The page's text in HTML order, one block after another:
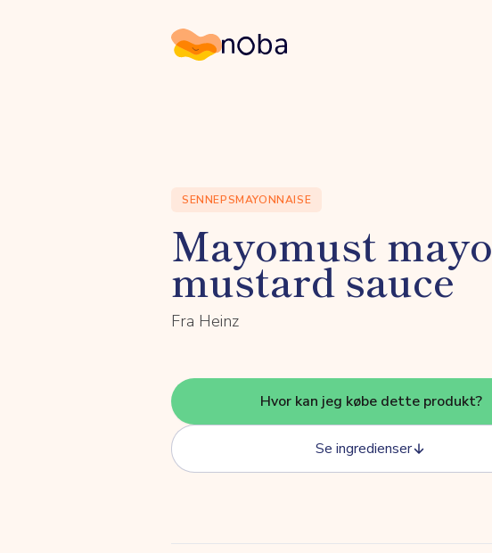
Noba
SENNEPSMAYONNAISE
Mayomust mayo
mustard sauce
Fra Heinz
Hvor kan jeg købe dette produkt?
Se ingredienser